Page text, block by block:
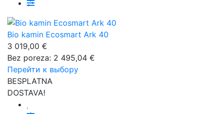
Bio kamin Ecosmart Ark 40
3 019,00 €
Bez poreza: 2 495,04 €
Перейти к выбору
BESPLATNA
DOSTAVA!